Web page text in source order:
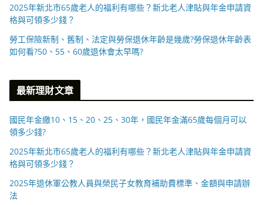
2025年新北市65歲老人的福利有哪些？新北老人津貼與年金申請資
格與可領多少錢？
勞工保險新制、舊制、法定與勞保退休年齡是幾歲?勞保退休年齡表
如何看?50、55、60歲退休會太早嗎?
最新理財文章
國民年金繳10、15、20、25、30年，國民年金滿65歲每個月可以
領多少錢?
2025年新北市65歲老人的福利有哪些？新北老人津貼與年金申請資
格與可領多少錢？
2025年退休軍公教人員與榮民子女教育補助費標準、金額與申請辦
法